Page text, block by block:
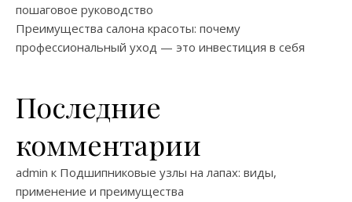
пошаговое руководство
Преимущества салона красоты: почему
профессиональный уход — это инвестиция в себя
Последние
комментарии
admin к Подшипниковые узлы на лапах: виды,
применение и преимущества